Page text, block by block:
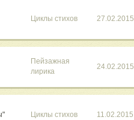
Циклы стихов 27.02.2015
Пейзажная
лирика
24.02.2015
Циклы стихов 11.02.2015